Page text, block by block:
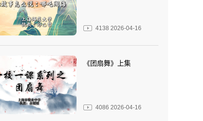
4138 2026-04-16
《团扇舞》上集
4086 2026-04-16